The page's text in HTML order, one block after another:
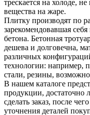
трескается на холоде,
вещества на жаре.
Плитку производят по
зарекомендовавшая
бетона. Бетонная
дешева и долговечна,
различных
технологии: например,
стали, резины,
В нашем каталоге
продукции, достаточно
сделать заказ, после
уточнения деталей